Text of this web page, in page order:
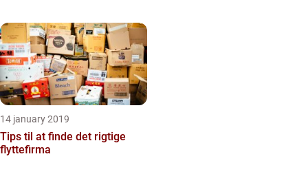
14 january 2019
Tips til at finde det rigtige
flyttefirma